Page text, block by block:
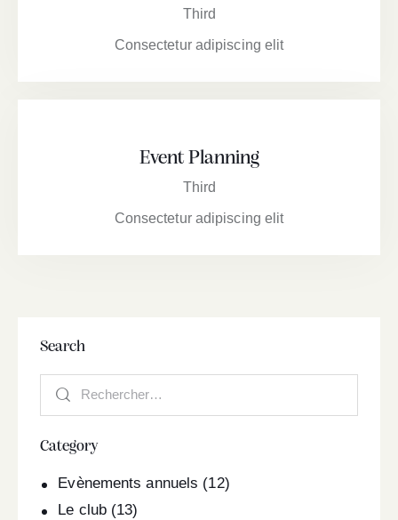
Third
Consectetur adipiscing elit
Event Planning
Third
Consectetur adipiscing elit
Search
Category
Evènements annuels (12)
Le club (13)